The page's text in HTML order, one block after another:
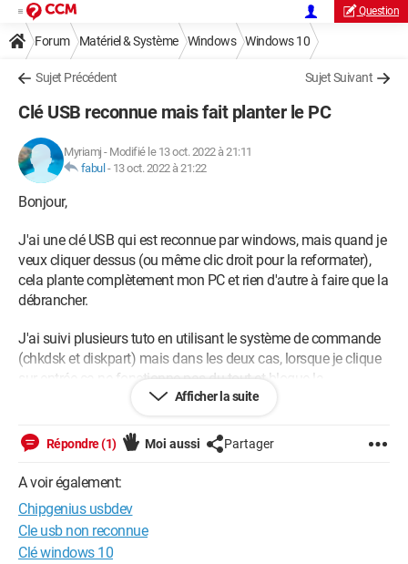
Question
Forum Matériel & Système Windows Windows 10
Sujet Précédent Sujet Suivant
Clé USB reconnue mais fait planter le PC
Myriamj - Modifié le 13 oct. 2022 à 21:11
fabul - 13 oct. 2022 à 21:22
Bonjour,
J'ai une clé USB qui est reconnue par windows, mais quand je
veux cliquer dessus (ou même clic droit pour la reformater),
cela plante complètement mon PC et rien d'autre à faire que la
débrancher.
J'ai suivi plusieurs tuto en utilisant le système de commande
(chkdsk et diskpart) mais dans les deux cas, lorsque je clique
sur entrée ça ne fonctionne pas du tout et bloque la
J'ai même essayé ChipEasy mais ça tourne dans le vide,
même en attendant presque 1h rien ne s'affiche.
Auriez vous une autre idée pour moi ? Il n'y a rien d'important
dessus mais c'est une 128 go donc je la trouve pratique ...
Merci beaucoup !
Afficher la suite
Répondre (1) Moi aussi Partager
A voir également:
Chipgenius usbdev
Cle usb non reconnue
Clé windows 10